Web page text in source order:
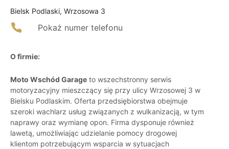
Bielsk Podlaski, Wrzosowa 3
Pokaż numer telefonu
O firmie:
Moto Wschód Garage to wszechstronny serwis
motoryzacyjny mieszczący się przy ulicy Wrzosowej 3 w
Bielsku Podlaskim. Oferta przedsiębiorstwa obejmuje
szeroki wachlarz usług związanych z wulkanizacją, w tym
naprawy oraz wymianę opon. Firma dysponuje również
lawetą, umożliwiając udzielanie pomocy drogowej
klientom potrzebującym wsparcia w sytuacjach